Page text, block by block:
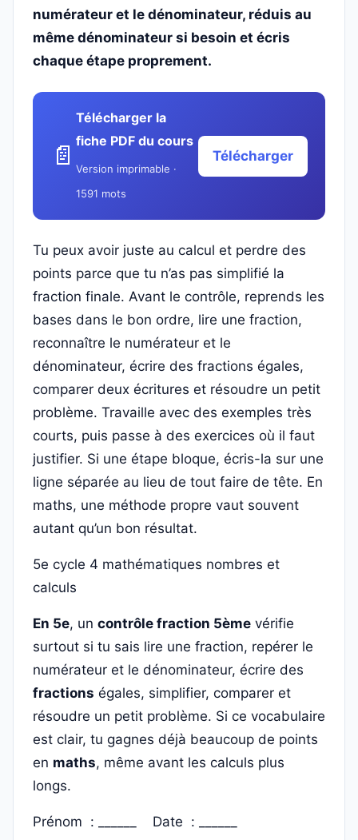
numérateur et le dénominateur, réduis au
même dénominateur si besoin et écris
chaque étape proprement.
📄
Télécharger la
fiche PDF du cours
Version imprimable ·
1591 mots
Télécharger
Tu peux avoir juste au calcul et perdre des
points parce que tu n’as pas simplifié la
fraction finale. Avant le contrôle, reprends les
bases dans le bon ordre, lire une fraction,
reconnaître le numérateur et le
dénominateur, écrire des fractions égales,
comparer deux écritures et résoudre un petit
problème. Travaille avec des exemples très
courts, puis passe à des exercices où il faut
justifier. Si une étape bloque, écris-la sur une
ligne séparée au lieu de tout faire de tête. En
maths, une méthode propre vaut souvent
autant qu’un bon résultat.
5e cycle 4 mathématiques nombres et
calculs
En 5e, un contrôle fraction 5ème vérifie
surtout si tu sais lire une fraction, repérer le
numérateur et le dénominateur, écrire des
fractions égales, simplifier, comparer et
résoudre un petit problème. Si ce vocabulaire
est clair, tu gagnes déjà beaucoup de points
en maths, même avant les calculs plus
longs.
Prénom : ______ Date : ______